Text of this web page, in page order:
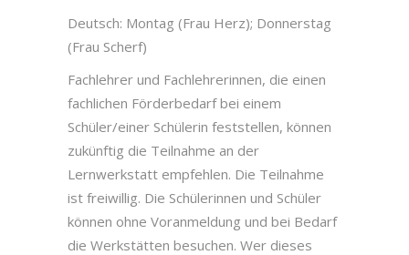
Deutsch: Montag (Frau Herz); Donnerstag
(Frau Scherf)
Fachlehrer und Fachlehrerinnen, die einen
fachlichen Förderbedarf bei einem
Schüler/einer Schülerin feststellen, können
zukünftig die Teilnahme an der
Lernwerkstatt empfehlen. Die Teilnahme
ist freiwillig. Die Schülerinnen und Schüler
können ohne Voranmeldung und bei Bedarf
die Werkstätten besuchen. Wer dieses